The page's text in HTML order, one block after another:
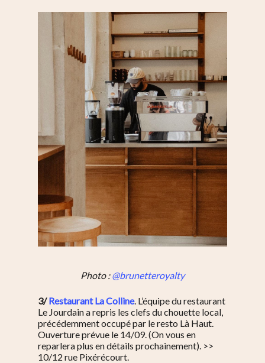
Photo :@brunetteroyalty
3/Restaurant La Colline. L’équipe du restaurant
Le Jourdain a repris les clefs du chouette local,
précédemment occupé par le resto Là Haut.
Ouverture prévue le 14/09. (On vous en
reparlera plus en détails prochainement). >>
10/12 rue Pixérécourt.